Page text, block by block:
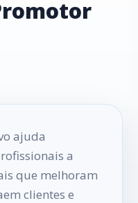
ajuda
a
que melhoram
clientes e